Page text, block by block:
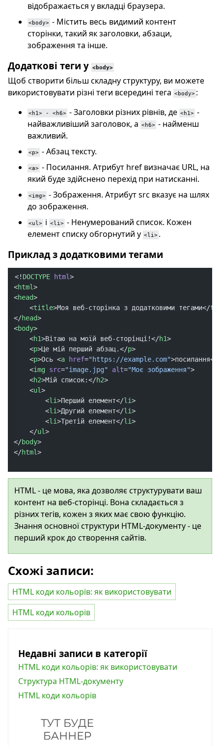
відображається у вкладці браузера.
<body> - Містить весь видимий контент
сторінки, такий як заголовки, абзаци,
зображення та інше.
Додаткові теги у <body>
Щоб створити більш складну структуру, ви можете
використовувати різні теги всередині тега <body> :
<h1> - <h6> - Заголовки різних рівнів, де <h1> -
найважливіший заголовок, а <h6> - найменш
важливий.
<p> - Абзац тексту.
<a> - Посилання. Атрибут href визначає URL, на
який буде здійснено перехід при натисканні.
<img> - Зображення. Атрибут src вказує на шлях
до зображення.
<ul> і <li> - Ненумерований список. Кожен
елемент списку обгорнутий у <li> .
Приклад з додатковими тегами
<! DOCTYPE html>
<html>
<head>
    <
title>Моя веб-сторінка з додатковими тегами</
</head>
<body>
    <
h1>Вітаю на моїй веб-сторінці!</h1>
    <
p>Це мій перший абзац.</p>
    <
p>Ось <a href="https://example.com">посилання</
    <
img src="image.jpg" alt="Моє зображення">
    <
h2>Мій список:</h2>
    <
ul>
        <
li>Перший елемент</li>
        <
li>Другий елемент</li>
        <
li>Третій елемент</li>
    </
ul>
</body>
</html>
HTML - це мова, яка дозволяє структурувати ваш
контент на веб-сторінці. Вона складається з
різних тегів, кожен з яких має свою функцію.
Знання основної структури HTML-документу - це
перший крок до створення сайтів.
Схожі записи:
HTML коди кольорів: як використовувати
HTML коди кольорів
Недавні записи в категорії
HTML коди кольорів: як використовувати
Структура HTML-документу
HTML коди кольорів